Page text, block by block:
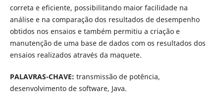
correta e eficiente, possibilitando maior facilidade na
análise e na comparação dos resultados de desempenho
obtidos nos ensaios e também permitiu a criação e
manutenção de uma base de dados com os resultados dos
ensaios realizados através da maquete.
PALAVRAS-CHAVE: transmissão de potência,
desenvolvimento de software, Java.